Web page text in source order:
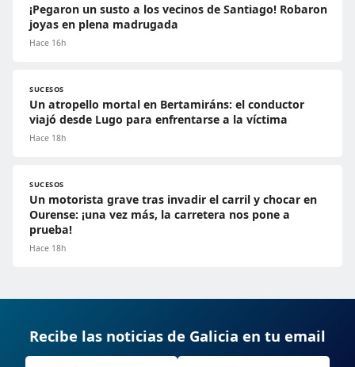
¡Pegaron un susto a los vecinos de Santiago! Robaron
joyas en plena madrugada
Hace 16h
SUCESOS
Un atropello mortal en Bertamiráns: el conductor
viajó desde Lugo para enfrentarse a la víctima
Hace 18h
SUCESOS
Un motorista grave tras invadir el carril y chocar en
Ourense: ¡una vez más, la carretera nos pone a
prueba!
Hace 18h
Recibe las noticias de Galicia en tu email